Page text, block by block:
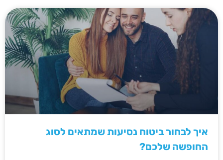
איך לבחור ביטוח נסיעות שמתאים לסוג
החופשה שלכם?